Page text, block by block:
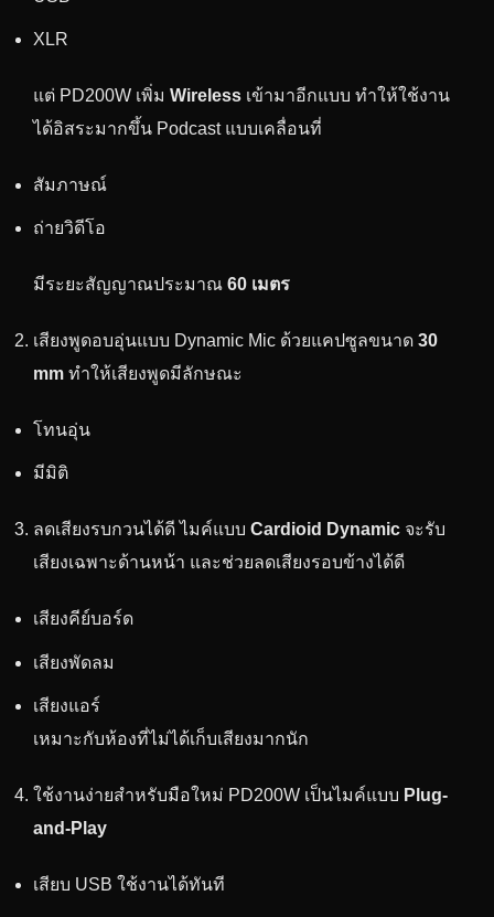
XLR
แต่ PD200W เพิ่ม Wireless เข้ามาอีกแบบ ทำให้ใช้งาน
ได้อิสระมากขึ้น Podcast แบบเคลื่อนที่
สัมภาษณ์
ถ่ายวิดีโอ
มีระยะสัญญาณประมาณ 60 เมตร
เสียงพูดอบอุ่นแบบ Dynamic Mic ด้วยแคปซูลขนาด 30
mm ทำให้เสียงพูดมีลักษณะ
โทนอุ่น
มีมิติ
ลดเสียงรบกวนได้ดี ไมค์แบบ Cardioid Dynamic จะรับ
เสียงเฉพาะด้านหน้า และช่วยลดเสียงรอบข้างได้ดี
เสียงคีย์บอร์ด
เสียงพัดลม
เสียงแอร์
เหมาะกับห้องที่ไม่ได้เก็บเสียงมากนัก
ใช้งานง่ายสำหรับมือใหม่ PD200W เป็นไมค์แบบ Plug-
and-Play
เสียบ USB ใช้งานได้ทันที